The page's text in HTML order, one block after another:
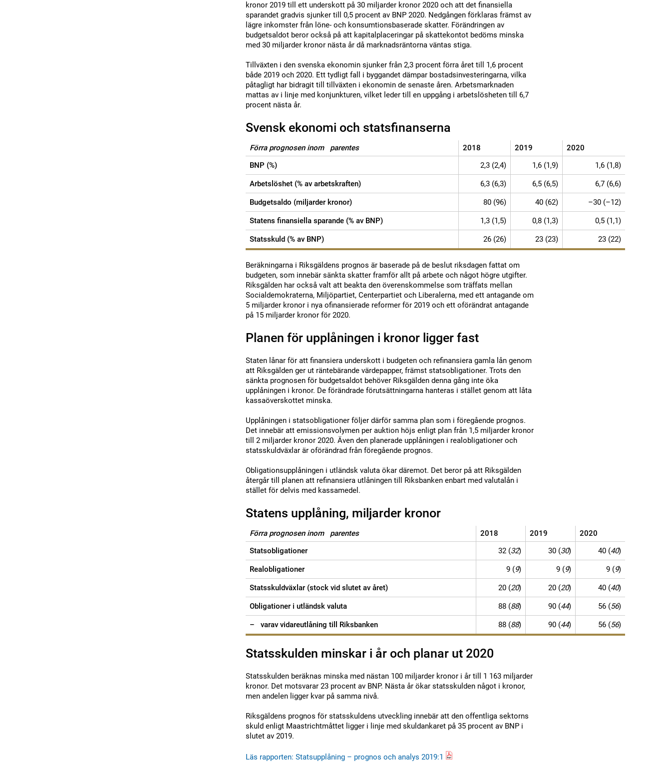
kronor 2019 till ett underskott på 30 miljarder kronor 2020 och att det finansiella
sparandet gradvis sjunker till 0,5 procent av BNP 2020. Nedgången förklaras främst av
lägre inkomster från löne- och konsumtionsbaserade skatter. Förändringen av
budgetsaldot beror också på att kapitalplaceringar på skatte­kontot bedöms minska
med 30 miljarder kronor nästa år då marknadsräntorna väntas stiga.
Tillväxten i den svenska ekonomin sjunker från 2,3 procent förra året till 1,6 procent
både 2019 och 2020. Ett tydligt fall i byggandet dämpar bostadsinvesteringarna, vilka
påtagligt har bidragit till tillväxten i ekonomin de senaste åren. Arbetsmarknaden
mattas av i linje med konjunkturen, vilket leder till en uppgång i arbetslösheten till 6,7
procent nästa år.
Svensk ekonomi och statsfinanserna
Förra prognosen inom parentes 2018 2019
2020
BNP (%)
2,3 (2,4) 1,6 (1,9) 1,6 (1,8)
Arbetslöshet (% av arbetskraften) 6,3 (6,3) 6,5 (6,5) 6,7 (6,6)
Budgetsaldo (miljarder kronor) 80 (96) 40 (62) –30 (–12)
Statens finansiella sparande (% av BNP) 1,3 (1,5) 0,8 (1,3) 0,5 (1,1)
Statsskuld (% av BNP) 26 (26) 23 (23) 23 (22)
Beräkningarna i Riksgäldens prognos är baserade på de beslut riksdagen fattat om
budgeten, som innebär sänkta skatter framför allt på arbete och något högre utgifter.
Riksgälden har också valt att beakta den överenskommelse som träffats mellan
Socialdemokraterna, Miljöpartiet, Centerpartiet och Liberalerna, med ett antagande om
5 miljarder kronor i nya ofinansierade reformer för 2019 och ett oförändrat antagande
på 15 miljarder kronor för 2020.
Planen för upplåningen i kronor ligger fast
Staten lånar för att finansiera underskott i budgeten och refinansiera gamla lån genom
att Riksgälden ger ut räntebärande värdepapper, främst statsobligationer. Trots den
sänkta prognosen för budgetsaldot behöver Riksgälden denna gång inte öka
upplåningen i kronor. De förändrade förutsättningarna hanteras i stället genom att låta
kassaöverskottet minska.
Upplåningen i statsobligationer följer därför samma plan som i föregående prognos.
Det innebär att emissionsvolymen per auktion höjs enligt plan från 1,5 miljarder kronor
till 2 miljarder kronor 2020. Även den planerade upplåningen i realobligationer och
statsskuldväxlar är oförändrad från föregående prognos.
Obligationsupplåningen i utländsk valuta ökar däremot. Det beror på att Riksgälden
återgår till planen att refinansiera utlåningen till Riksbanken enbart med valutalån i
stället för delvis med kassamedel.
Statens upplåning, miljarder kronor
Förra prognosen inom parentes 2018 2019
2020
Statsobligationer
32 (32) 30 (30) 40 (40)
Realobligationer 9 (9) 9 (9) 9 (9)
Statsskuldväxlar (stock vid slutet av året) 20 (20) 20 (20) 40 (40)
Obligationer i utländsk valuta 88 (88) 90 (44) 56 (56)
– varav vidareutlåning till Riksbanken 88 (88) 90 (44) 56 (56)
Statsskulden minskar i år och planar ut 2020
Statsskulden beräknas minska med nästan 100 miljarder kronor i år till 1 163 miljarder
kronor. Det motsvarar 23 procent av BNP. Nästa år ökar statsskulden något i kronor,
men andelen ligger kvar på samma nivå.
Riksgäldens prognos för statsskuldens utveckling innebär att den offentliga sektorns
skuld enligt Maastrichtmåttet ligger i linje med skuldankaret på 35 procent av BNP i
slutet av 2019.
Läs rapporten: Statsupplåning – prognos och analys 2019:1